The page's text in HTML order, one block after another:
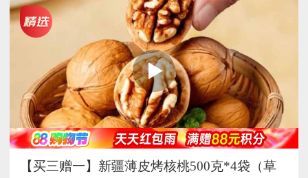
【买三赠一】新疆薄皮烤核桃500克*4袋（草